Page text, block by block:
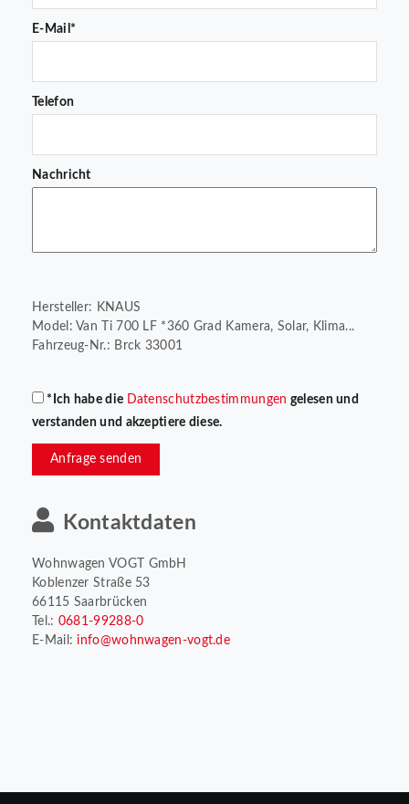
E-Mail*
Telefon
Nachricht
Hersteller: KNAUS
Model: Van Ti 700 LF *360 Grad Kamera, Solar, Klima...
Fahrzeug-Nr.: Brck 33001
*Ich habe die Datenschutzbestimmungen gelesen und
verstanden und akzeptiere diese.
Anfrage senden
Kontaktdaten
Wohnwagen VOGT GmbH
Koblenzer Straße 53
66115 Saarbrücken
Tel.: 0681-99288-0
E-Mail: info@wohnwagen-vogt.de